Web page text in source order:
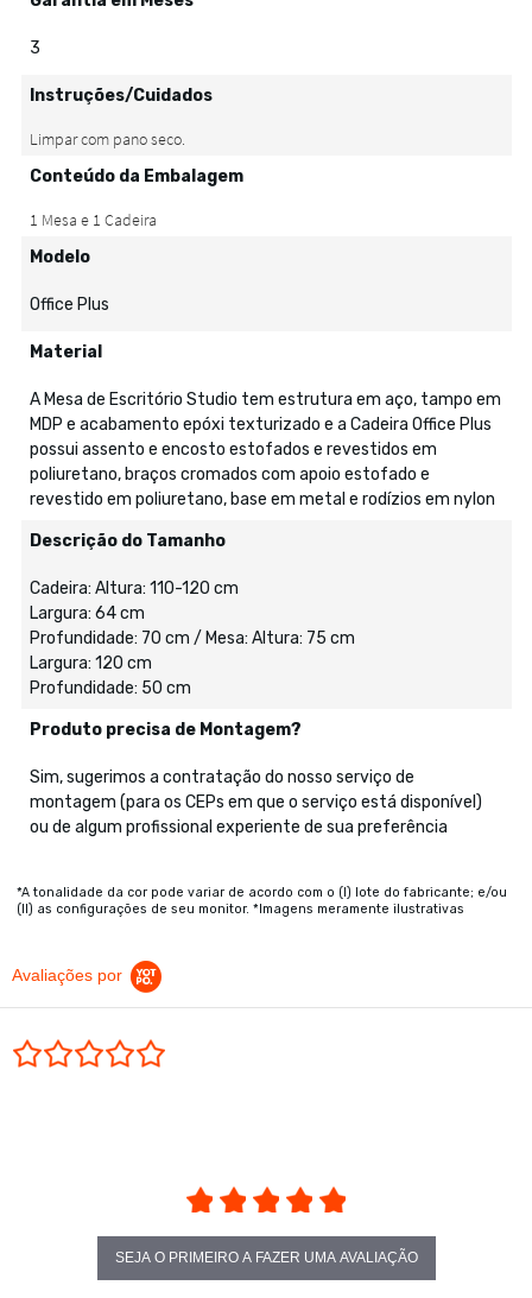
3
Instruções/Cuidados
Conteúdo da Embalagem
Modelo
Office Plus
Material
A Mesa de Escritório Studio tem estrutura em aço, tampo em
MDP e acabamento epóxi texturizado e a Cadeira Office Plus
possui assento e encosto estofados e revestidos em
poliuretano, braços cromados com apoio estofado e
revestido em poliuretano, base em metal e rodízios em nylon
Descrição do Tamanho
Cadeira: Altura: 110-120 cm
Largura: 64 cm
Profundidade: 70 cm / Mesa: Altura: 75 cm
Largura: 120 cm
Profundidade: 50 cm
Produto precisa de Montagem?
Sim, sugerimos a contratação do nosso serviço de
montagem (para os CEPs em que o serviço está disponível)
ou de algum profissional experiente de sua preferência
*A tonalidade da cor pode variar de acordo com o (I) lote do fabricante; e/ou
(II) as configurações de seu monitor. *Imagens meramente ilustrativas
Avaliações por
SEJA O PRIMEIRO A FAZER UMA AVALIAÇÃO